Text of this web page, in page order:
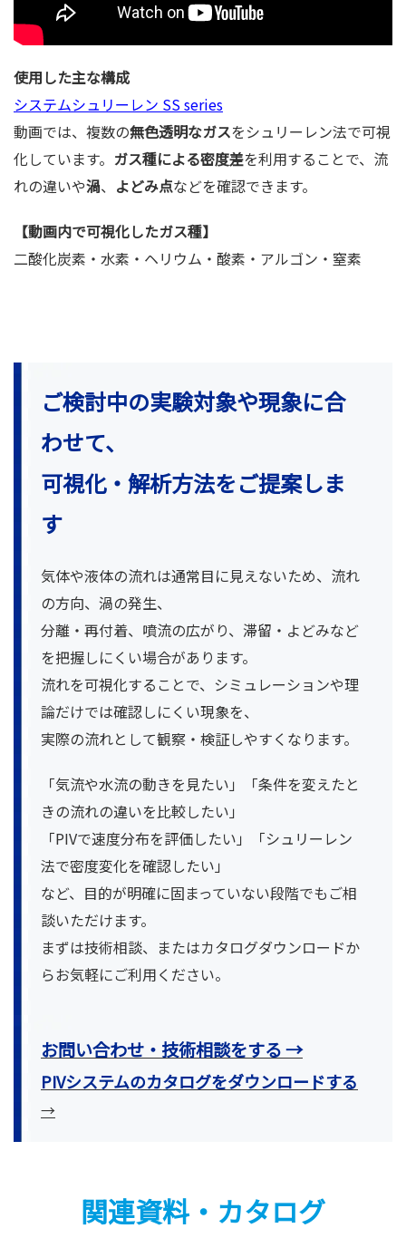
使用した主な構成
システムシュリーレン SS series
動画では、複数の無色透明なガスをシュリーレン法で可視
化しています。 ガス種による密度差を利用することで、流
れの違いや渦、 よどみ点などを確認できます。
【動画内で可視化したガス種】
二酸化炭素・水素・ヘリウム・酸素・アルゴン・窒素
ご検討中の実験対象や現象に合
わせて、
可視化・解析方法をご提案しま
す
気体や液体の流れは通常目に見えないため、流れ
の方向、渦の発生、
分離・再付着、噴流の広がり、滞留・よどみなど
を把握しにくい場合があります。
流れを可視化することで、シミュレーションや理
論だけでは確認しにくい現象を、
実際の流れとして観察・検証しやすくなります。
「気流や水流の動きを見たい」「条件を変えたと
きの流れの違いを比較したい」
「PIVで速度分布を評価したい」「シュリーレン
法で密度変化を確認したい」
など、目的が明確に固まっていない段階でもご相
談いただけます。
まずは技術相談、またはカタログダウンロードか
らお気軽にご利用ください。
お問い合わせ・技術相談をする →
PIVシステムのカタログをダウンロードする
→
関連資料・カタログ